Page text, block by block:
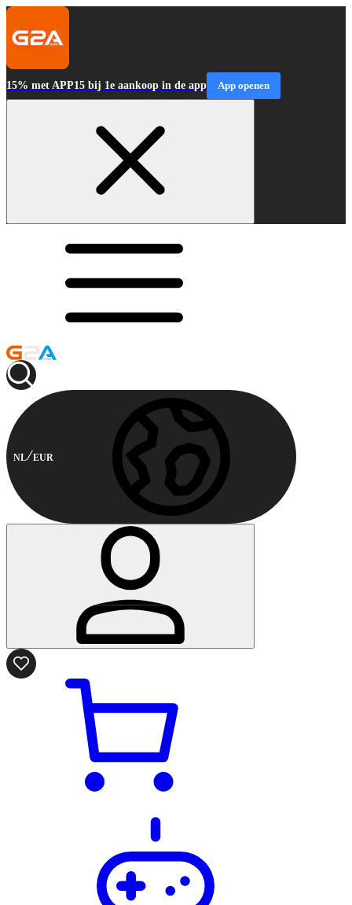
15% met APP15 bij 1e aankoop in de app App openen
NL EUR